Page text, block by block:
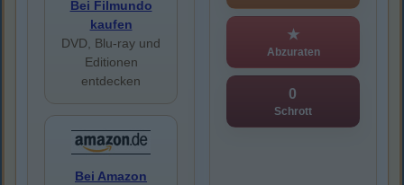
Bei Filmundo
kaufen
DVD, Blu-ray und
Editionen
entdecken
Bei Amazon
★
Abzuraten
0
Schrott